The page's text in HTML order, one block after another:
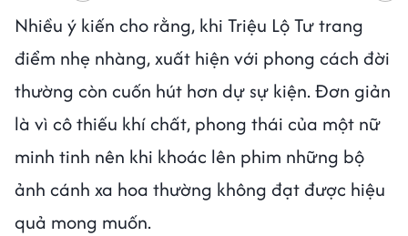
Nhiều ý kiến cho rằng, khi Triệu Lộ Tư trang
điểm nhẹ nhàng, xuất hiện với phong cách đời
thường còn cuốn hút hơn dự sự kiện. Đơn giản
là vì cô thiếu khí chất, phong thái của một nữ
minh tinh nên khi khoác lên phim những bộ
ảnh cánh xa hoa thường không đạt được hiệu
quả mong muốn.